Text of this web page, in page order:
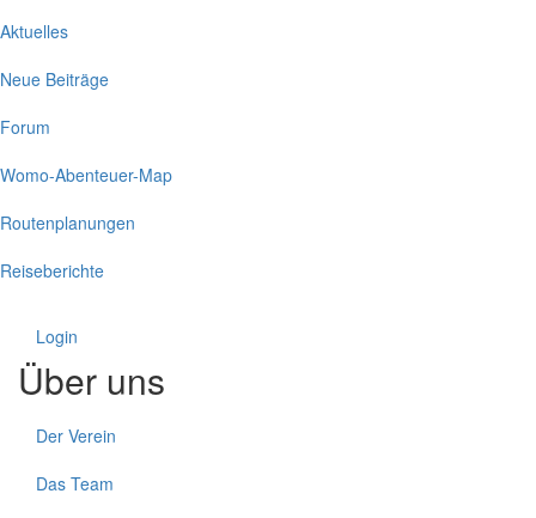
Aktuelles
Neue Beiträge
Forum
Womo-Abenteuer-Map
Routenplanungen
Reiseberichte
Login
Über uns
Der Verein
Das Team